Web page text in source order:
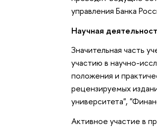
управления Банка
Научная
Значительная часть
участию в научно-
положения и
рецензируемых
университета",
Активное участие в